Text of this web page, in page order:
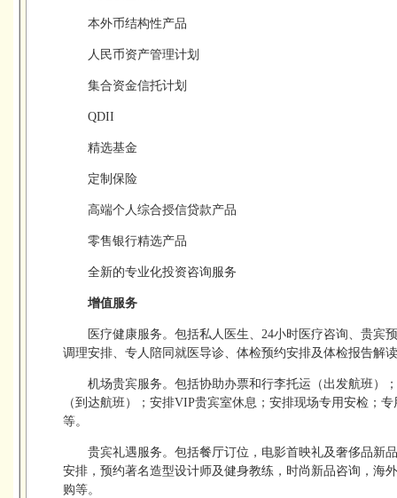
本外币结构性产品
人民币资产管理计划
集合资金信托计划
QDII
精选基金
定制保险
高端个人综合授信贷款产品
零售银行精选产品
全新的专业化投资咨询服务
增值服务
医疗健康服务。包括私人医生、24小时医疗咨询、贵宾
调理安排、专人陪同就医导诊、体检预约安排及体检报告解
机场贵宾服务。包括协助办票和行李托运（出发航班）
（到达航班）；安排VIP贵宾室休息；安排现场专用安检；
等。
贵宾礼遇服务。包括餐厅订位，电影首映礼及奢侈品新
安排，预约著名造型设计师及健身教练，时尚新品咨询，海
购等。